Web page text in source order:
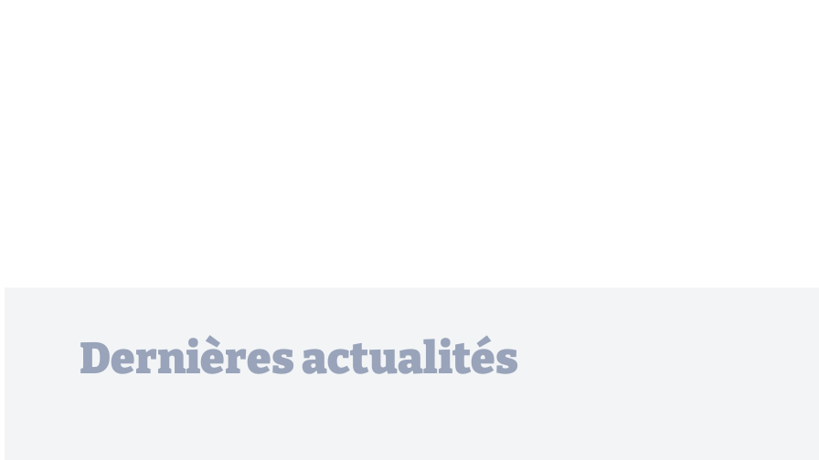
Dernières actualités